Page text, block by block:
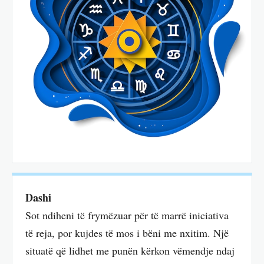
Dashi
Sot ndiheni të frymëzuar për të marrë iniciativa
të reja, por kujdes të mos i bëni me nxitim. Një
situatë që lidhet me punën kërkon vëmendje ndaj